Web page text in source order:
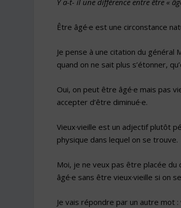
Y a-t- il une différence entre être «
Être âgé·e est une circonstance
Je pense à une citation du général
quand on ne sait plus s’étonner,
Oui, on peut être âgé·e mais pas
accepter d’être diminué·e.
Vieux·vieille est un adjectif plutôt
physique dans lequel on se trouve.
Moi, je ne veux pas être placée
âgé·e sans être vieux·vieille si on
Je vais répondre par un autre mot :